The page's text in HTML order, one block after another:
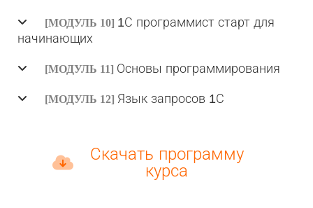
[МОДУЛЬ 10] 1С программист старт для
начинающих
[МОДУЛЬ 11] Основы программирования
[МОДУЛЬ 12] Язык запросов 1С
Скачать программу
курса